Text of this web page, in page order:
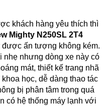
khách hàng yêu thích thì
Mighty N250SL 2T4
ấn tượng không kém.
nhẹ nhưng dòng xe này có
mát, thiết kế trang nhã
học, dễ dàng thao tác
bị phân tâm trong quá
có hệ thống máy lạnh với